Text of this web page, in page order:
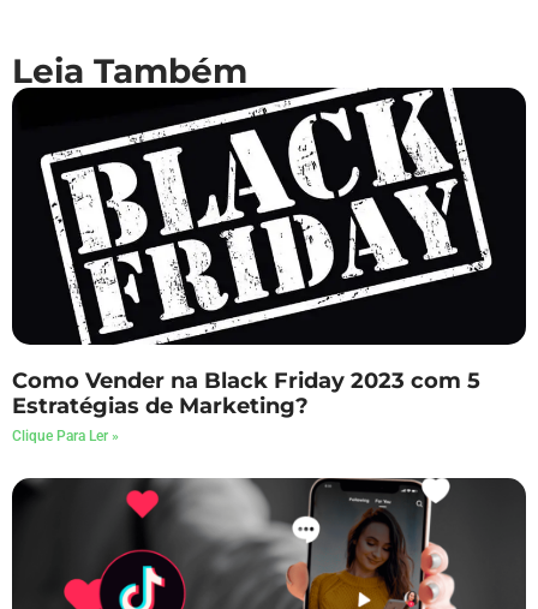
Como Vender na Black Friday 2023 com 5
Estratégias de Marketing?
Clique Para Ler »
Leia Também